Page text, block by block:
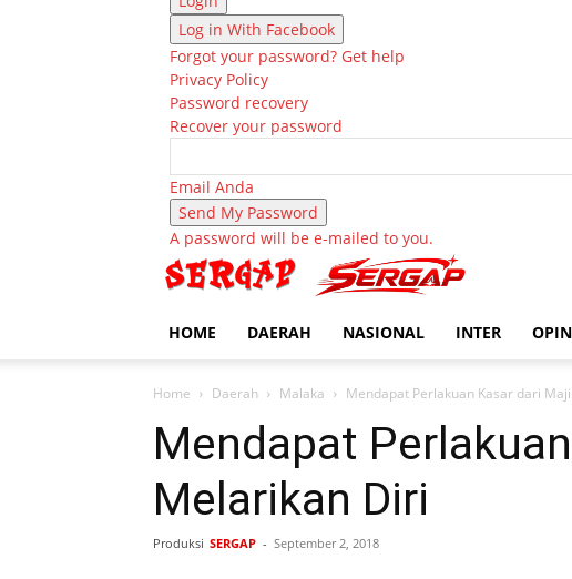
Log in With Facebook
Forgot your password? Get help
Privacy Policy
Password recovery
Recover your password
Email Anda
A password will be e-mailed to you.
HOME DAERAH NASIONAL INTER
Home Daerah Malaka Mendapat Perlakuan Kasar dari
Mendapat
Melarikan Diri
Produksi SERGAP - September 2, 2018